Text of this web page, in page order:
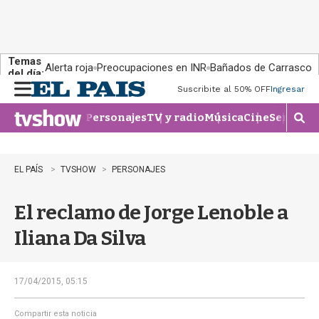
Temas
del día:Alerta roja Preocupaciones en INR Bañados de Carrasco
n
u
Suscribite al 50% OFFIngresar
PersonajesTV y radioMúsicaCineSeries
M
o
e
EL PAÍS TVSHOW PERSONAJES
El reclamo de Jorge Lenoble a
Iliana Da Silva
17/04/2015, 05:15
Compartir esta noticia